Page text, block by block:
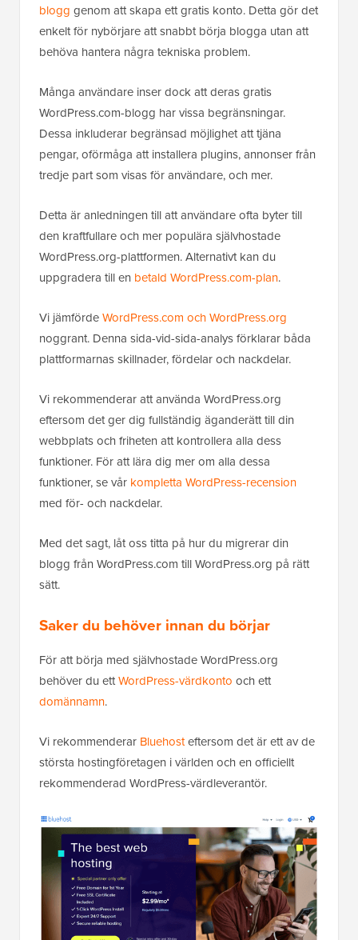
blogg genom att skapa ett gratis konto. Detta gör det
enkelt för nybörjare att snabbt börja blogga utan att
behöva hantera några tekniska problem.
Många användare inser dock att deras gratis
WordPress.com-blogg har vissa begränsningar.
Dessa inkluderar begränsad möjlighet att tjäna
pengar, oförmåga att installera plugins, annonser från
tredje part som visas för användare, och mer.
Detta är anledningen till att användare ofta byter till
den kraftfullare och mer populära självhostade
WordPress.org-plattformen. Alternativt kan du
uppgradera till en betald WordPress.com-plan.
Vi jämfördeWordPress.com och WordPress.org
noggrant. Denna sida-vid-sida-analys förklarar båda
plattformarnas skillnader, fördelar och nackdelar.
Vi rekommenderar att använda WordPress.org
eftersom det ger dig fullständig äganderätt till din
webbplats och friheten att kontrollera alla dess
funktioner. För att lära dig mer om alla dessa
funktioner, se vår kompletta WordPress-recension
med för- och nackdelar.
Med det sagt, låt oss titta på hur du migrerar din
blogg från WordPress.com till WordPress.org på rätt
sätt.
Saker du behöver innan du börjar
För att börja med självhostade WordPress.org
behöver du ettWordPress-värdkonto och ett
domännamn.
Vi rekommenderar Bluehosteftersom det är ett av de
största hostingföretagen i världen och en officiellt
rekommenderad WordPress-värdleverantör.